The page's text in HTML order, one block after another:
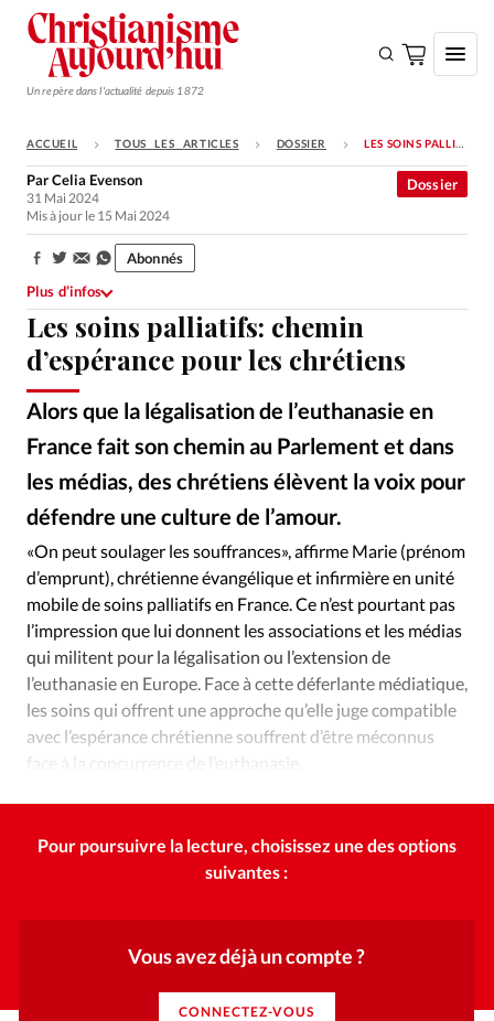
Un repère dans l'actualité depuis 1872
S'ABONNER
Monde
Opinions
Tous les articles
Faire un don
Emploi
Se connecter
Édition: Internationale
RUBRIQUES
Tous les articles
Actualité chrétienne
Actualité internationale
Chronique
Culture
Dossier
Eglises Foi Génération réveil
Opinions
Publireportage
Relations Aujourd'hui
Société
Tour du monde des Eglises
Trait d'Ixène
ACCUEIL TOUS LES ARTICLES DOSSIER LES SOINS PALLIATIFS: CHEMIN D’ESPÉRANCE POUR LES CHRÉTIENS
Les soins palliatifs: chemin
d’espérance pour les chrétiens
Alors que la légalisation de l’euthanasie en
France fait son chemin au Parlement et dans
les médias, des chrétiens élèvent la voix pour
défendre une culture de l’amour.
Dossier
ParCelia Evenson
31 Mai 2024
Mis à jour le 15 Mai 2024
Partager:
Abonnés
Plus d’infos
«On peut soulager les souffrances», affirme Marie (prénom
d’emprunt), chrétienne évangélique et infirmière en unité
mobile de soins palliatifs en France. Ce n’est pourtant pas
l’impression que lui donnent les associations et les médias
qui militent pour la légalisation ou l’extension de
l’euthanasie en Europe. Face à cette déferlante médiatique,
les soins qui offrent une approche qu’elle juge compatible
avec l’espérance chrétienne souffrent d’être méconnus
face à la concurrence de l’euthanasie.
Pour poursuivre la lecture, choisissez une des options
suivantes :
Vous avez déjà un compte ?
CONNECTEZ-VOUS